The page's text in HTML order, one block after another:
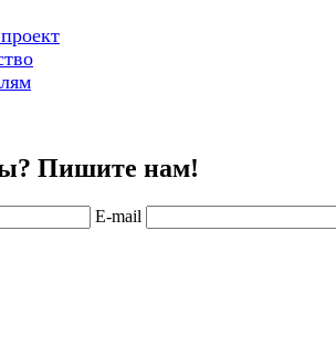
Пишите нам!
E-mail